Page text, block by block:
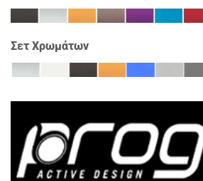
Σετ Χρωμάτων